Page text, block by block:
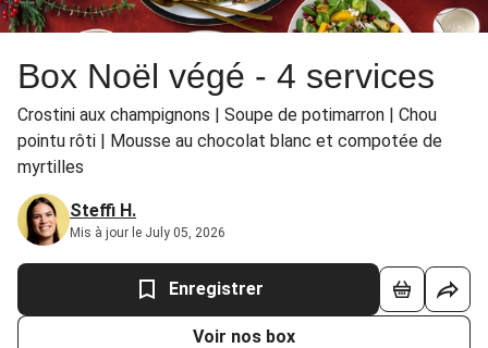
Box Noël végé - 4 services
Crostini aux champignons | Soupe de potimarron | Chou
pointu rôti | Mousse au chocolat blanc et compotée de
myrtilles
Steffi H.
Mis à jour le July 05, 2026
Enregistrer
Voir nos box